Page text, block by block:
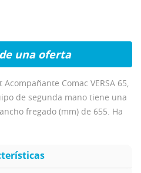
Comac VERSA 65,
de segunda mano tiene una
fregado (mm) de 655. Ha
una oferta